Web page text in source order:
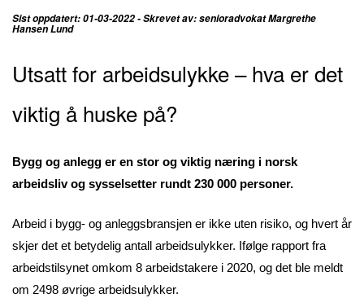
Sist oppdatert: 01-03-2022 - Skrevet av: senioradvokat Margrethe
Hansen Lund
Utsatt for arbeidsulykke – hva er det
viktig å huske på?
Bygg og anlegg er en stor og viktig næring i norsk
arbeidsliv og sysselsetter rundt 230 000 personer.
Arbeid i bygg- og anleggsbransjen er ikke uten risiko, og hvert år
skjer det et betydelig antall arbeidsulykker. Ifølge rapport fra
arbeidstilsynet omkom 8 arbeidstakere i 2020, og det ble meldt
om 2498 øvrige arbeidsulykker.